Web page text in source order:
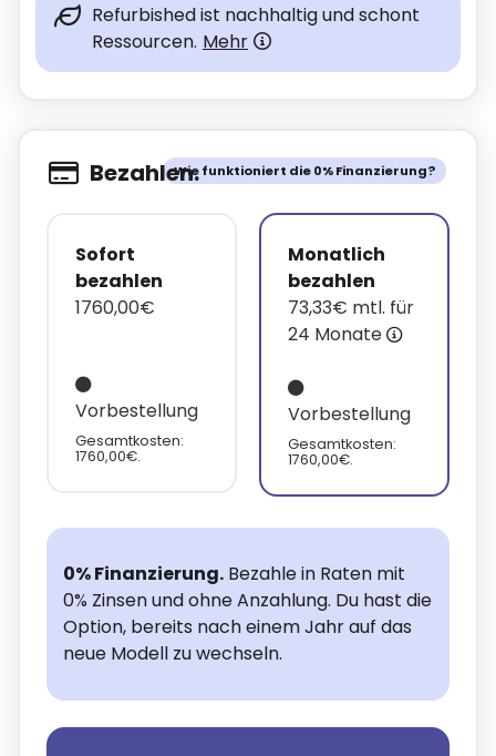
Refurbished ist nachhaltig und schont
Ressourcen. Mehr
Wie funktioniert die 0% Finanzierung?
Bezahlen.
Sofort
bezahlen
1760,00€
Vorbestellung
Gesamtkosten:
1760,00€.
Monatlich
bezahlen
73,33€ mtl. für
24 Monate
Vorbestellung
Gesamtkosten:
1760,00€.
0% Finanzierung. Bezahle in Raten mit
0% Zinsen und ohne Anzahlung. Du hast die
Option, bereits nach einem Jahr auf das
neue Modell zu wechseln.